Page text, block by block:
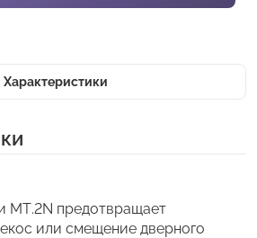
Характеристики
МТ.2N предотвращает
или смещение дверного